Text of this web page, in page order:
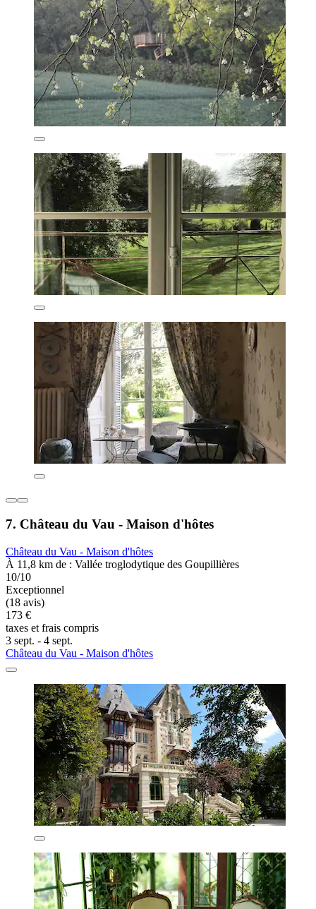
7. Château du Vau - Maison d'hôtes
Château du Vau - Maison d'hôtes
À 11,8 km de : Vallée troglodytique des Goupillières
10/10
Exceptionnel
(18 avis)
173 €
taxes et frais compris
3 sept. - 4 sept.
Château du Vau - Maison d'hôtes